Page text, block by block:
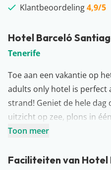
Hotel Barceló
Tenerife
Toe aan een vakantie op
adults only hotel is perfect
strand! Geniet de hele
uitzicht op zee, plons in
of daag elkaar uit voor een
loopafstand van zowel het
Toon meer
Faciliteiten van Hotel
Klantbeoordeling4,9/5